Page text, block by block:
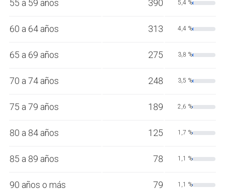
55 a 59 años 390 5,4 %
60 a 64 años 313 4,4 %
65 a 69 años 275 3,8 %
70 a 74 años 248 3,5 %
75 a 79 años 189 2,6 %
80 a 84 años 125 1,7 %
85 a 89 años 78 1,1 %
90 años o más 79 1,1 %